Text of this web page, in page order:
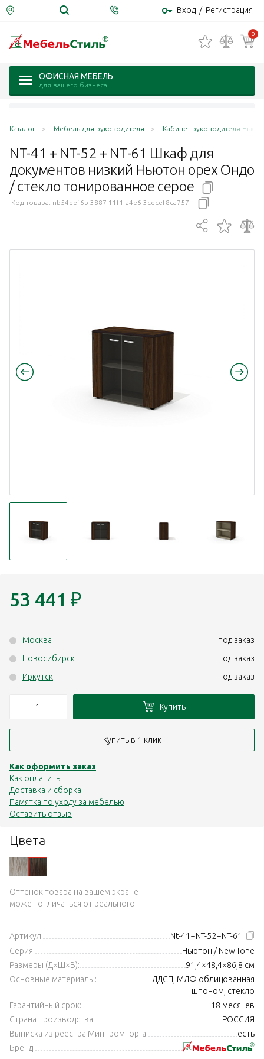
Вход / Регистрация
0
ОФИСНАЯ МЕБЕЛЬ
для вашего бизнеса
Каталог Мебель для руководителя Кабинет руководителя
NT-41 + NT-52 + NT-61 Шкаф для
документов низкий Ньютон орех Ондо
/ стекло тонированное серое
Код товара: nb54eef6b-3887-11f1-a4e6-3cecef8ca757
Цвета
Оттенок товара на вашем экране
может отличаться от реального.
Артикул:
Nt-41+NT-52+NT-61
Серия:
Ньютон / New.Tone
Размеры (Д×Ш×В):
91,4×48,4×86,8 см
Основные материалы:
ЛДСП, МДФ облицованная
шпоном, стекло
Гарантийный срок:
18 месяцев
Страна производства:
РОССИЯ
Выписка из реестра Минпромторга:
есть
Бренд:
53 441 ₽
Москва
под заказ
Новосибирск
под заказ
Иркутск
под заказ
– + Купить
Купить в 1 клик
Как оформить заказ
Как оплатить
Доставка и сборка
Памятка по уходу за мебелью
Оставить отзыв